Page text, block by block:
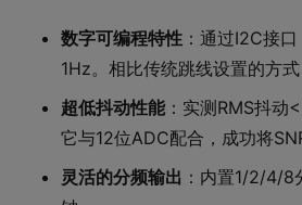
数字可编程特性 ：通过I2C接
1Hz。相比传统跳线设置的方
超低抖动性能：实测RMS抖动
它与12位ADC配合，成功将
灵活的分频输出 ：内置1/2/4/8